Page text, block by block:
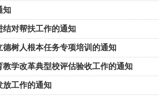
知
结对帮扶工作的通知
树人根本任务专项培训的通知
学改革典型校评估验收工作的通知
放工作的通知